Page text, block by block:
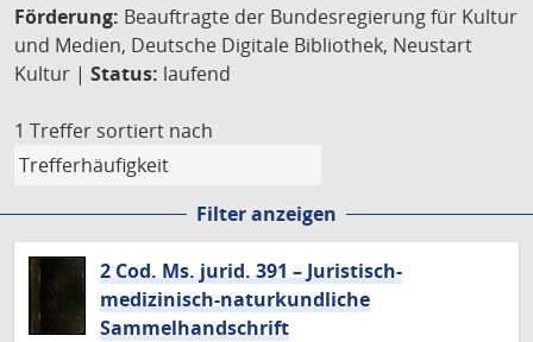
Förderung: Beauftragte der Bundesregierung für Kultur
und Medien, Deutsche Digitale Bibliothek, Neustart
Kultur | Status: laufend
1 Treffer sortiert nach
Filter anzeigen
2 Cod. Ms. jurid. 391 – Juristisch-
medizinisch-naturkundliche
Sammelhandschrift